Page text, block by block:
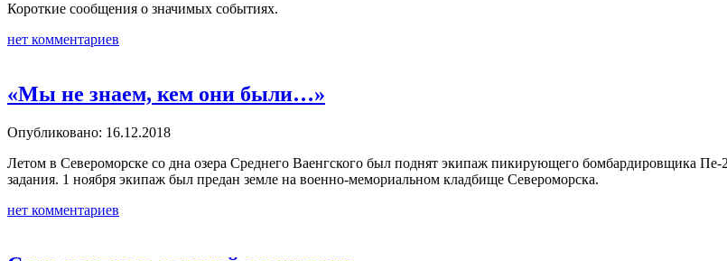
Короткие сообщения о значимых событиях.
нет комментариев
«Мы не знаем, кем они были…»
Опубликовано: 16.12.2018
Летом в Североморске со дна озера Среднего Ваенгского был поднят экипаж пикирующего бомбардировщика
задания. 1 ноября экипаж был предан земле на военно-мемориальном кладбище Североморска.
нет комментариев